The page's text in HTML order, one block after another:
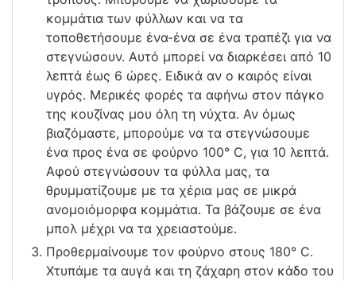
κομμάτια των φύλλων και να τα
τοποθετήσουμε ένα-ένα σε ένα τραπέζι για να
στεγνώσουν. Αυτό μπορεί να διαρκέσει από 10
λεπτά έως 6 ώρες. Ειδικά αν ο καιρός είναι
υγρός. Μερικές φορές τα αφήνω στον πάγκο
της κουζίνας μου όλη τη νύχτα. Αν όμως
βιαζόμαστε, μπορούμε να τα στεγνώσουμε
ένα προς ένα σε φούρνο 100° C, για 10 λεπτά.
Αφού στεγνώσουν τα φύλλα μας, τα
θρυμματίζουμε με τα χέρια μας σε μικρά
ανομοιόμορφα κομμάτια. Τα βάζουμε σε ένα
μπολ μέχρι να τα χρειαστούμε.
Προθερμαίνουμε τον φούρνο στους 180° C.
Χτυπάμε τα αυγά και τη ζάχαρη στον κάδο του